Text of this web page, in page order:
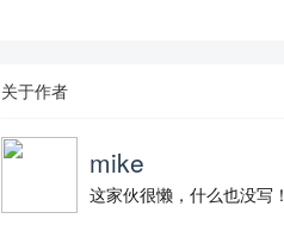
关于作者
mike
这家伙很懒，什么也没写！